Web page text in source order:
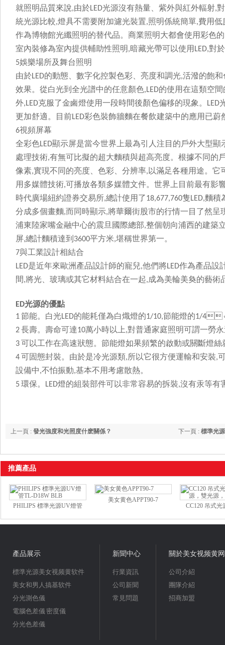
就照明品質來說,由於LED光源沒有熱量、紫外與紅外輻射,
統光源比較,燈具不需要附加濾光裝置,照明係統簡單,費用低
作為博物館光纖照明的替代品。商業照明大都會使用彩色的
室內裝修為室內提供輔助性照明,暗藏光帶可以使用 LED,對於
5娛樂場所及舞台照明
由於LED的動態、數字化控製色彩、亮度和調光,活潑的飽
效果。從白光到全光譜中的任意顏色,LED的使用在這類空間
外,LED克服了金鹵燈使用一段時間後顏色偏移的現象。 LED
更加舒適。目前LED彩色裝飾牆麵在餐飲建築中的應用已蔚然
6視頻屏幕
全彩色LED顯示屏是當今世界上最為引人注目的戶外大型顯
處理技術,有無可比擬的超大麵積與超高亮度。根據不同的
像素,實現不同的亮度、色彩、分辨率, 以滿足各種用途。
用多媒體技術,可播放各類多媒體文件。世界上目前最有影
時代廣場紐約證券交易所,總計使用了18,677,760隻LED,麵積
分成多個畫麵,而同時顯示,將華爾街股市的行情一目了然呈現
浦東陸家嘴金融中心的震旦國際總部,整個朝向浦西的建築
屏,總計麵積達到 3600平方米,堪稱世界第一。
7與工業設計相結合
LED是近年來歐洲產品設計師的寵兒,他們將LED作為產品設
間,將光、玻璃或其它材料結合在一起,成為美輪美奐的藝術品
ED光源的優點
1節能。白光LED的能耗僅為白熾燈的1/10,節能燈的1/4
2長壽。壽命可達10萬小時以上,對普通家庭照明可謂一勞永逸
3可以工作在高速狀態。節能燈如果頻繁的啟動或關斷燈絲
4可固態封裝。由於是冷光源類,所以它很方便運輸和安裝,
設備中,不怕振動,基本不用考慮散熱。
5 環保。 LED燈的組裝部件可以非常容易的拆裝,沒有汞等有
下一頁 : 標準光
上一頁 : 發光強度和光照度什麽關係？
推薦產品
PHILIPS 標準光源UV燈管
美女黄色APPT90-7
CC120 吊式光
產品展示
標準光源美女视频黄软件
美女和男人搞基软件
分光測色儀
電腦色差儀 密度儀
分光色差儀
新聞中心
行業資訊
公司新聞
常見問題
關於美女视频黄
公司介紹
團隊介紹
招商加盟